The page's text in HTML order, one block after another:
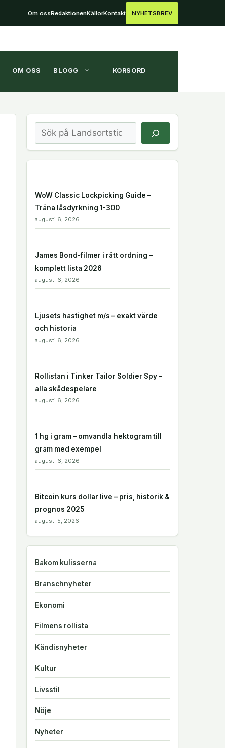
Om ossRedaktionenKällorKontakt NYHETSBREV
OM OSS BLOGG KORSORD
Sök
WoW Classic Lockpicking Guide –
Träna låsdyrkning 1-300
augusti 6, 2026
James Bond-filmer i rätt ordning –
komplett lista 2026
augusti 6, 2026
Ljusets hastighet m/s – exakt värde
och historia
augusti 6, 2026
Rollistan i Tinker Tailor Soldier Spy –
alla skådespelare
augusti 6, 2026
1 hg i gram – omvandla hektogram till
gram med exempel
augusti 6, 2026
Bitcoin kurs dollar live – pris, historik &
prognos 2025
augusti 5, 2026
Bakom kulisserna
Branschnyheter
Ekonomi
Filmens rollista
Kändisnyheter
Kultur
Livsstil
Nöje
Nyheter